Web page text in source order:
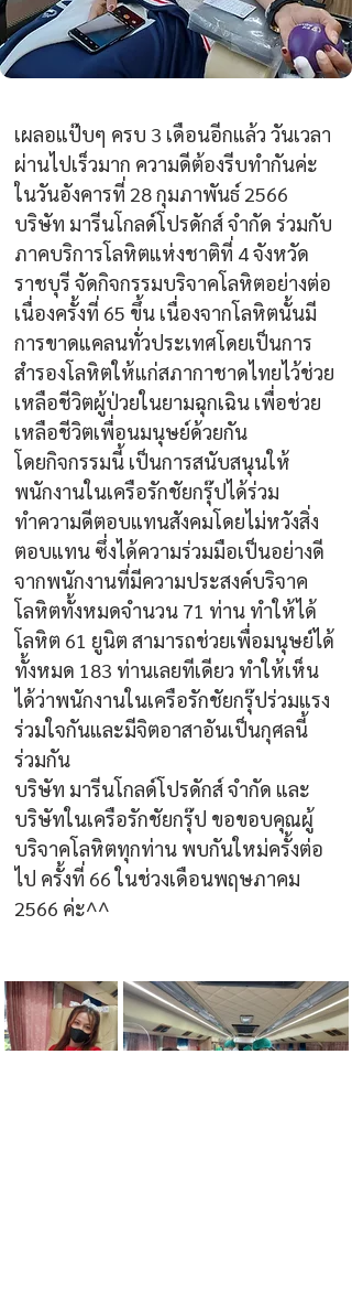
เผลอแป๊บๆ ครบ 3 เดือนอีกแล้ว วันเวลา
ผ่านไปเร็วมาก ความดีต้องรีบทำกันค่ะ
ในวันอังคารที่ 28 กุมภาพันธ์ 2566
บริษัท มารีนโกลด์โปรดักส์ จำกัด ร่วมกับ
ภาคบริการโลหิตแห่งชาติที่ 4 จังหวัด
ราชบุรี จัดกิจกรรมบริจาคโลหิตอย่างต่อ
เนื่องครั้งที่ 65 ขึ้น เนื่องจากโลหิตนั้นมี
การขาดแคลนทั่วประเทศโดยเป็นการ
สำรองโลหิตให้แก่สภากาชาดไทยไว้ช่วย
เหลือชีวิตผู้ป่วยในยามฉุกเฉิน เพื่อช่วย
เหลือชีวิตเพื่อนมนุษย์ด้วยกัน
โดยกิจกรรมนี้ เป็นการสนับสนุนให้
พนักงานในเครือรักชัยกรุ๊ปได้ร่วม
ทำความดีตอบแทนสังคมโดยไม่หวังสิ่ง
ตอบแทน ซึ่งได้ความร่วมมือเป็นอย่างดี
จากพนักงานที่มีความประสงค์บริจาค
โลหิตทั้งหมดจำนวน 71 ท่าน ทำให้ได้
โลหิต 61 ยูนิต สามารถช่วยเพื่อมนุษย์ได้
ทั้งหมด 183 ท่านเลยทีเดียว ทำให้เห็น
ได้ว่าพนักงานในเครือรักชัยกรุ๊ปร่วมแรง
ร่วมใจกันและมีจิตอาสาอันเป็นกุศลนี้
ร่วมกัน
บริษัท มารีนโกลด์โปรดักส์ จำกัด และ
บริษัทในเครือรักชัยกรุ๊ป ขอขอบคุณผู้
บริจาคโลหิตทุกท่าน พบกันใหม่ครั้งต่อ
ไป ครั้งที่ 66 ในช่วงเดือนพฤษภาคม
2566 ค่ะ^^